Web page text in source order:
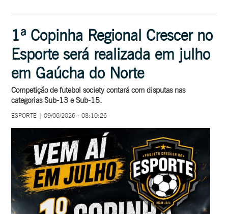
1ª Copinha Regional Crescer no
Esporte será realizada em julho
em Gaúcha do Norte
Competição de futebol society contará com disputas nas
categorias Sub-13 e Sub-15.
ESPORTE | 09/06/2026 - 08:10:26